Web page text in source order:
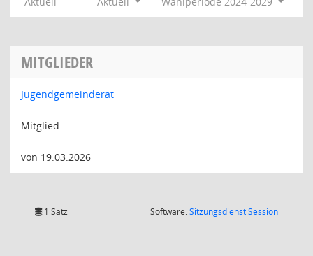
MITGLIEDER
Jugendgemeinderat
Mitglied
von 19.03.2026
1 Satz Software:SitzungsdienstSession(Wird in